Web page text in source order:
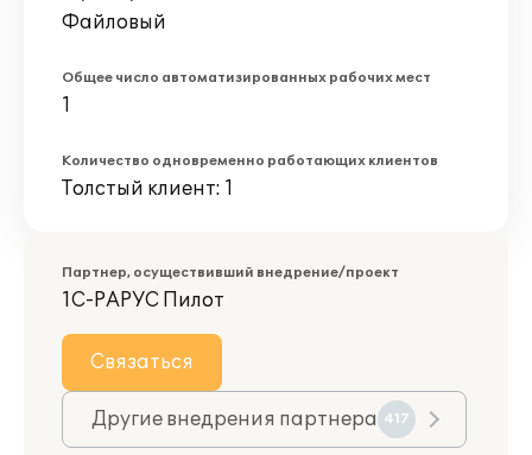
Файловый
Общее число автоматизированных рабочих мест
1
Количество одновременно работающих клиентов
Толстый клиент: 1
Партнер, осуществивший внедрение/проект
1С-РАРУС Пилот
Связаться
Другие внедрения партнера 417